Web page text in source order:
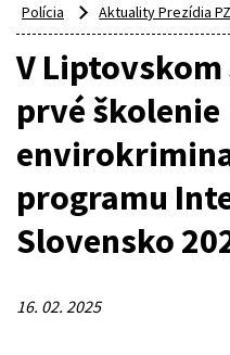
Polícia Aktuality Prezídia PZ
V
prvé školenie
programu
Slovensko
16. 02. 2025